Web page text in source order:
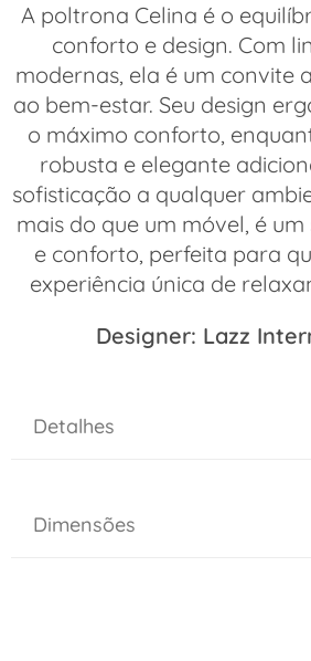
A poltrona Celina é o
conforto e design. Com
modernas, ela é um convite
ao bem-estar. Seu design
o máximo conforto,
robusta e elegante
sofisticação a qualquer
mais do que um móvel, é
e conforto, perfeita para
experiência única de
Designer: Lazz
Detalhes
Dimensões